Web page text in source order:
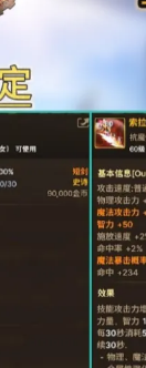
问题是遵守游戏
号处理，还可能